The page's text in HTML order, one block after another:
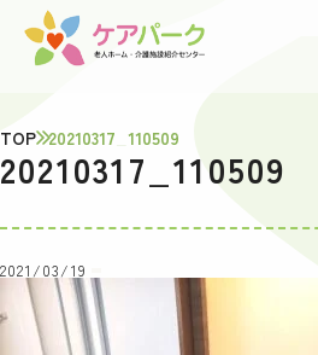
TOP 20210317_110509
20210317_110509
2021/03/19